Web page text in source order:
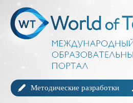
Методические разработки